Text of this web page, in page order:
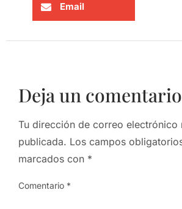
Email
Deja un comentario
Tu dirección de correo electrónico
publicada. Los campos
marcados con *
Comentario *